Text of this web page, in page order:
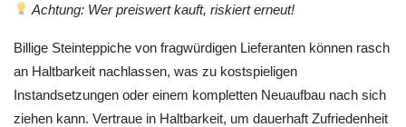
Achtung: Wer preiswert kauft, riskiert erneut!
Billige Steinteppiche von fragwürdigen Lieferanten können rasch
an Haltbarkeit nachlassen, was zu kostspieligen
Instandsetzungen oder einem kompletten Neuaufbau nach sich
ziehen kann. Vertraue in Haltbarkeit, um dauerhaft Zufriedenheit